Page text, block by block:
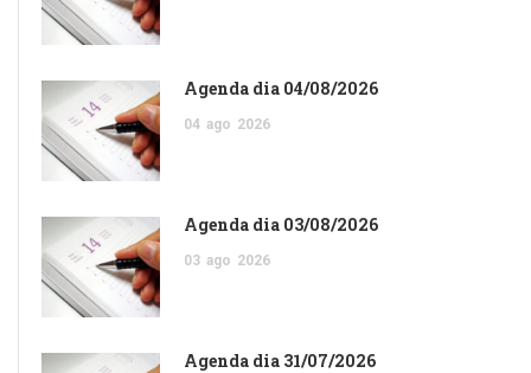
Agenda dia 04/08/2026
04 ago 2026
Agenda dia 03/08/2026
03 ago 2026
Agenda dia 31/07/2026